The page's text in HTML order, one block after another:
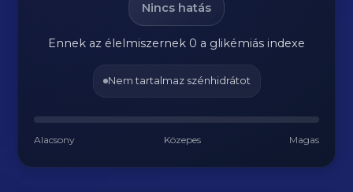
Nincs hatás
Ennek az élelmiszernek 0 a glikémiás indexe
Nem tartalmaz szénhidrátot
Alacsony Közepes Magas